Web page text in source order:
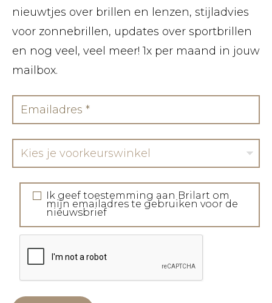
nieuwtjes over brillen en lenzen, stijladvies
voor zonnebrillen, updates over sportbrillen
en nog veel, veel meer! 1x per maand in jouw
mailbox.
Kies je voorkeurswinkel
Ik geef toestemming aan Brilart om
mijn emailadres te gebruiken voor de
nieuwsbrief